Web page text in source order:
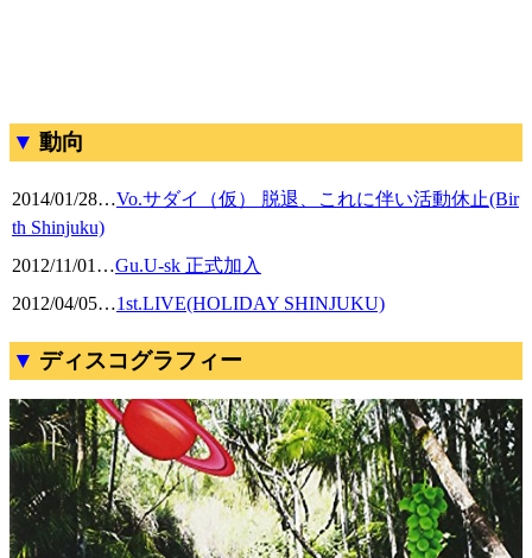
動向
2014/01/28…Vo.サダイ（仮） 脱退、これに伴い活動休止(Bir
th Shinjuku)
2012/11/01 …Gu.U-sk 正式加入
2012/04/05…1st.LIVE(HOLIDAY SHINJUKU)
ディスコグラフィー